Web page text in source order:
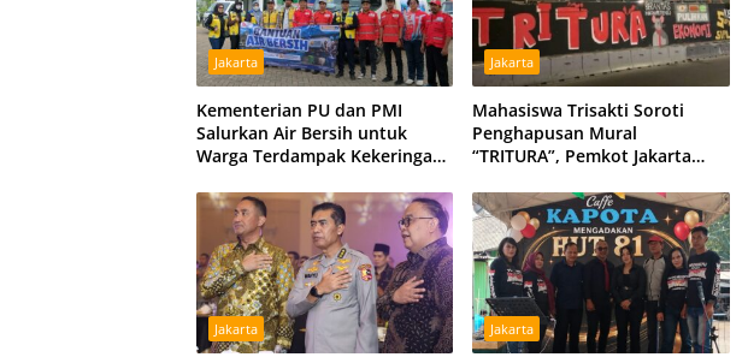
Jakarta
Kementerian PU dan PMI
Salurkan Air Bersih untuk
Warga Terdampak Kekeringan
Umum Disiagakan
Jakarta
Mahasiswa Trisakti Soroti
Penghapusan Mural
“TRITURA”, Pemkot Jakarta
Jakarta Jakarta